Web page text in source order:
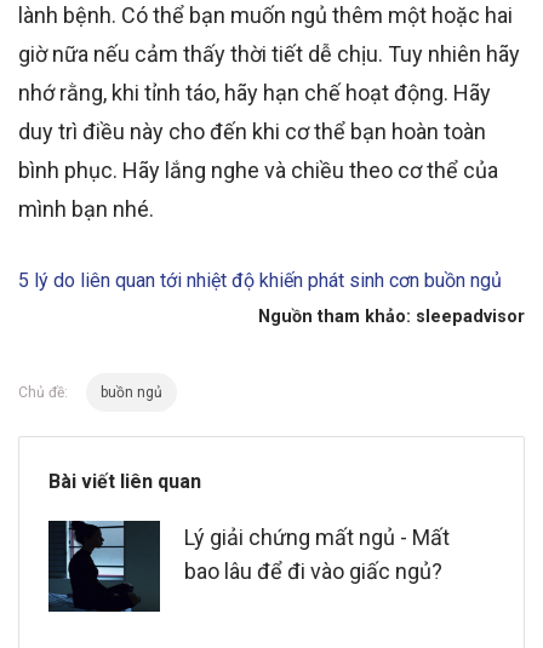
lành bệnh. Có thể bạn muốn ngủ thêm một hoặc hai
giờ nữa nếu cảm thấy thời tiết dễ chịu. Tuy nhiên hãy
nhớ rằng, khi tỉnh táo, hãy hạn chế hoạt động. Hãy
duy trì điều này cho đến khi cơ thể bạn hoàn toàn
bình phục. Hãy lắng nghe và chiều theo cơ thể của
mình bạn nhé.
5 lý do liên quan tới nhiệt độ khiến phát sinh cơn buồn ngủ
Nguồn tham khảo: sleepadvisor
Chủ đề: buồn ngủ
Bài viết liên quan
Lý giải chứng mất ngủ - Mất
bao lâu để đi vào giấc ngủ?